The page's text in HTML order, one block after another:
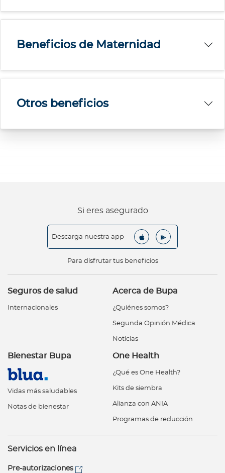
Beneficios de Maternidad
Otros beneficios
Si eres asegurado
Descarga nuestra app
Para disfrutar tus beneficios
Seguros de salud
Internacionales
Acerca de Bupa
¿Quiénes somos?
Segunda Opinión Médica
Noticias
Bienestar Bupa
Vidas más saludables
Notas de bienestar
One Health
¿Qué es One Health?
Kits de siembra
Alianza con ANIA
Programas de reducción
Servicios en línea
Pre-autorizaciones